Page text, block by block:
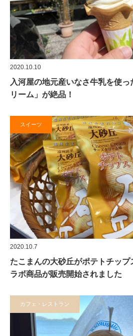
2020.10.10
入河屋の地元産いなさ牛乳を使
リーム」が絶品！
スイーツ
2020.10.7
たこまんの大砂丘がポテトチップ
ラボ商品が販売開始されました
カフェ・レストラン